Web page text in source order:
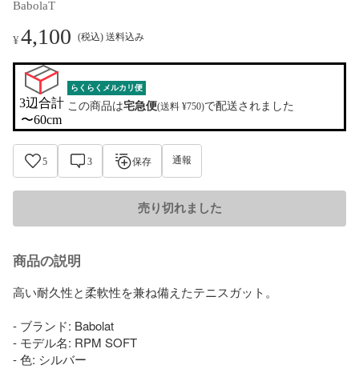
BabolaT
¥4,100 (税込) 送料込み
3辺合計
〜60cm
らくらくメルカリ便
この商品は宅急便(送料 ¥750)で配送されました
5 3 保存 通報
売り切れました
商品の説明
高い耐久性と柔軟性を兼ね備えたテニスガット。
- ブランド: Babolat
- モデル名: RPM SOFT
- 色: シルバー